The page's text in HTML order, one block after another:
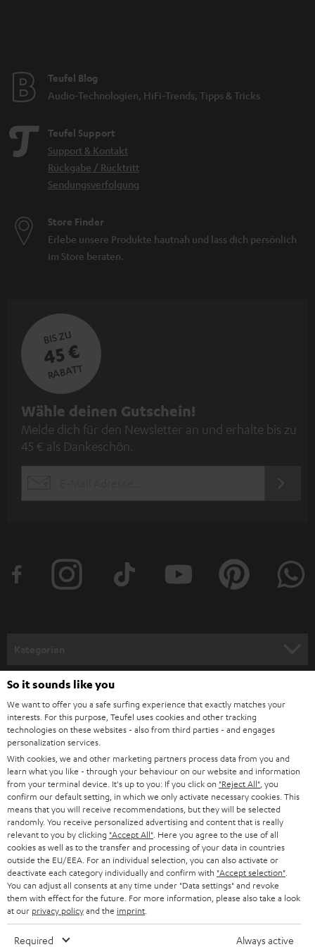
Teufel Blog
Audio-Technologien, HiFi-Trends, Tipps & Tricks
Teufel Support
Support & Kontakt
Rückgabe / Rücktritt
Sendungsverfolgung
Store Finder
Erlebe unsere Produkte hautnah und lass dich persönlich
im Store beraten.
BIS ZU
45 €
RABATT
N
e
w
e
e
l
d
u
n
g
Wähle deinen Gutschein!
Melde dich für den Newsletter an und erhalte bis zu
45 € als Dankeschön.
HEIMKINO
HEIMKINO-KOMPLETTANLAGEN
SOUNDBARS
STEREO
SMART HOME
BLUETOOTH-LAUTSPRECHER
KOPFHÖRER
BLUETOOTH-KOPFHÖRER
Unternehmen
SUPPORT
PRESSE & MARKETING
GESCHÄFTSKUNDEN
PARTNERPROGRAMM
BLOG
NEWSLETTER
STORES
Teufel Onlineshops
DEUTSCHLAND
ÖSTERREICH
SCHWEIZ
NIEDERLANDE
BELGIEN
So it sounds like you
We want to offer you a safe surfing experience that exactly matches your
interests. For this purpose, Teufel uses cookies and other tracking
technologies on these websites - also from third parties - and engages
personalization services.
With cookies, we and other marketing partners process data from you and
learn what you like - through your behaviour on our website and information
from your terminal device. It's up to you: If you click on "Reject All" , you
confirm our default setting, in which we only activate necessary cookies. This
means that you will receive recommendations, but they will be selected
randomly. You receive personalized advertising and content that is really
relevant to you by clicking "Accept All" . Here you agree to the use of all
cookies as well as to the transfer and processing of your data in countries
outside the EU/EEA. For an individual selection, you can also activate or
deactivate each category individually and confirm with "Accept selection"
You can adjust all consents at any time under "Data settings" and revoke
them with effect for the future. For more information, please also take a look
at our privacy policyand the imprint
Required Always active